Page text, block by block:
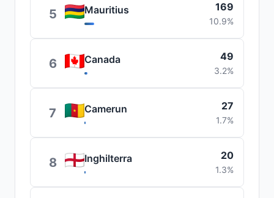
5 Mauritius 169
10.9%
6 Canada 49
3.2%
7 Camerun 27
1.7%
8 Inghilterra 20
1.3%